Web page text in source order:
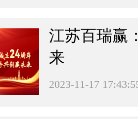
江苏百瑞赢
来
2023-11-17